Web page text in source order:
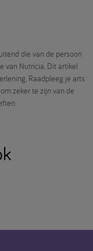
die van de persoon
van Nutricia. Dit artikel
Raadpleeg je arts
zeker te zijn van de